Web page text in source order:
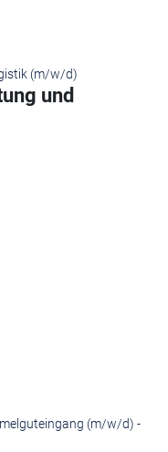
und